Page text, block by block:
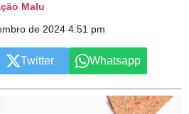
Malu
de 2024 4:51 pm
Twitter Whatsapp